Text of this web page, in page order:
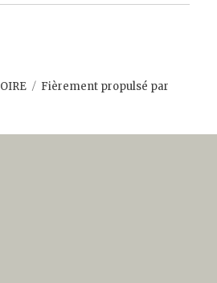
Fièrement propulsé par